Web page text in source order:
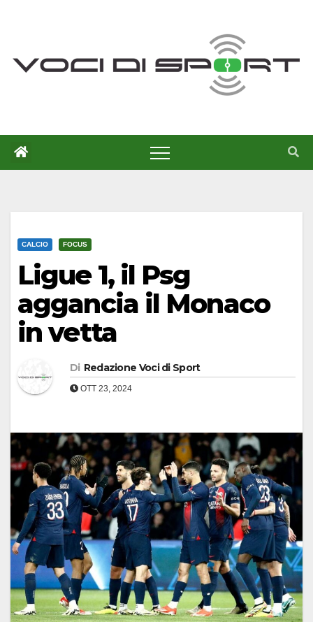
CALCIO FOCUS
Ligue 1, il Psg
aggancia il Monaco
in vetta
Di Redazione Voci di Sport
OTT 23, 2024